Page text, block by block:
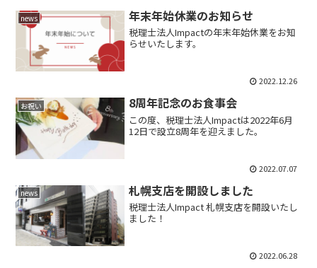
news 年末年始休業のお知らせ
税理士法人Impactの年末年始休業をお知
らせいたします。
2022.12.26
お祝い 8周年記念のお食事会
この度、税理士法人Impactは2022年6月
12日で設立8周年を迎えました。
2022.07.07
news 札幌支店を開設しました
税理士法人Impact 札幌支店を開設いたし
ました！
2022.06.28